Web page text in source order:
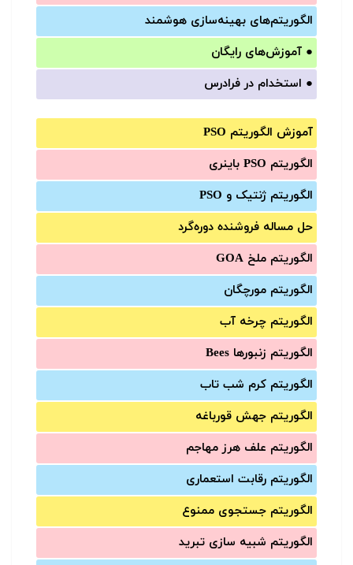
الگوریتم‌های بهینه‌سازی هوشمند
● آموزش‌های رایگان
● استخدام در فرادرس
آموزش الگوریتم PSO
الگوریتم PSO باینری
الگوریتم ژنتیک و PSO
حل مساله فروشنده دوره‌گرد
الگوریتم ملخ GOA
الگوریتم مورچگان
الگوریتم چرخه آب
الگوریتم زنبورها Bees
الگوریتم کرم شب تاب
الگوریتم جهش قورباغه
الگوریتم علف هرز مهاجم
الگوریتم رقابت استعماری
الگوریتم جستجوی ممنوع
الگوریتم شبیه سازی تبرید